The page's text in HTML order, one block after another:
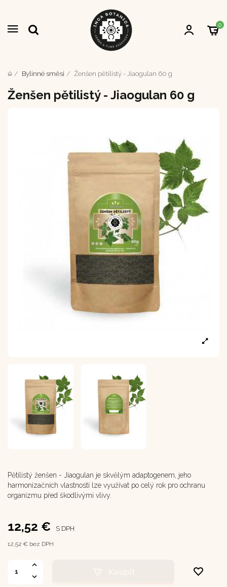
0
Bylinné směsi Ženšen pětilistý - Jiaogulan 60 g
Ženšen pětilistý - Jiaogulan 60 g
Pětilistý ženšen - Jiaogulan je skvělým adaptogenem, jeho
harmonizačních vlastností lze využívat po celý rok pro ochranu
organizmu před škodlivými vlivy.
12,52 € S DPH
12,52 € bez DPH